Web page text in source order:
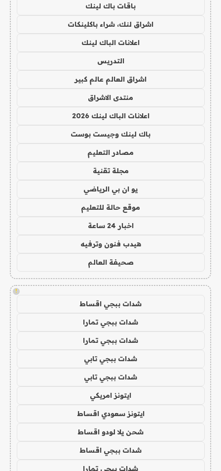
باقات باك لينك
اشراق لنك، شراء باكلينكات
اعلانات الباك لينك
التدريس
اشراق العالم عالم كبير
منتدى الاشراق
اعلانات الباك لينك 2026
باك لينك وجيست بوست
مصادر التعليم
مجلة تقنية
يو ان بي الرياضي
موقع حالة للتعليم
اخبار 24 ساعة
هيدب فنون وترفيه
صحيفة العالم
!
شدات ببجي اقساط
شدات ببجي تمارا
شدات ببجي تمارا
شدات ببجي تابي
شدات ببجي تابي
ايتونز امريكي
ايتونز سعودي اقساط
شحن يلا لودو اقساط
شدات ببجي اقساط
شدات ببجي تمارا